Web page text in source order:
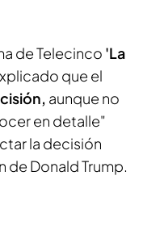
de Telecinco 'La
que el
aunque no
en detalle"
la decisión
Donald Trump.